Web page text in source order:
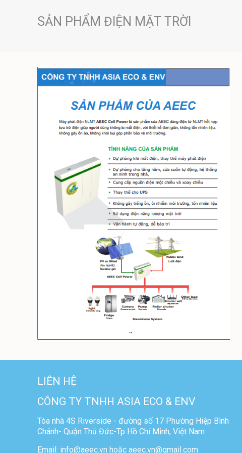
SẢN PHẨM ĐIỆN MẶT TRỜI
LIÊN HỆ
CÔNG TY TNHH ASIA ECO & ENV
Tòa nhà 4S Riverside - đường số 17 Phường Hiệp Bình
Chánh- Quận Thủ Đức-Tp Hồ Chí Minh, Việt Nam
Email: info@aeec.vn hoặc aeec.vn@gmail.com